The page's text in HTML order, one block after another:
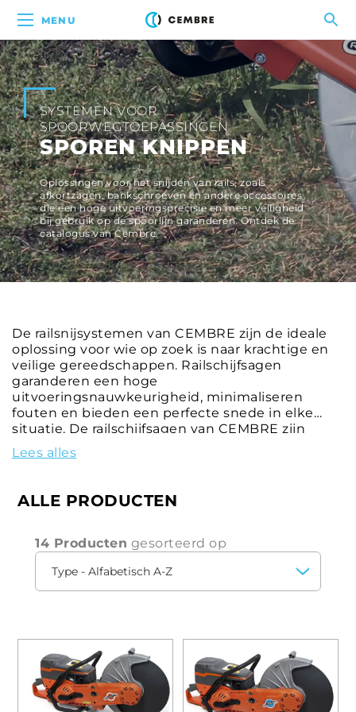
MENU
SYSTEMEN VOOR
SPOORWEGTOEPASSINGEN
SPOREN KNIPPEN
Oplossingen voor het snijden van rails, zoals
afkortzagen, bankschroeven en andere accessoires
die een hoge uitvoeringsprecisie en meer veiligheid
bij gebruik op de spoorlijn garanderen. Ontdek de
catalogus van Cembre.
De railsnijsystemen van CEMBRE zijn de ideale
oplossing voor wie op zoek is naar krachtige en
veilige gereedschappen. Railschijfsagen
garanderen een hoge
uitvoeringsnauwkeurigheid, minimaliseren
fouten en bieden een perfecte snede in elke
situatie. De railschijfsagen van CEMBRE zijn
ontworpen voor veilig gebruik met robuuste en
betrouwbare steunarmen die zorgen voor
van CEMBRE zijn verkrijgbaar in zowel
handmatige als automatische versies en bieden
name de automatische railsnijmachine bereikt
een hoger rendement dankzij de
uitgebalanceerde oscillatie en optimale
verdeling van de belasting op de rail. Deze
De innovatieve automatische railsnijmachine
ROBOKATTA® onderscheidt zich door de
integratie van een geavanceerd elektronisch
afstandsbedieningssysteem, waarmee het zagen
van railsecties nauwkeurig en loodrecht kan
Lees alles
ALLE PRODUCTEN
14 Producten gesorteerd op